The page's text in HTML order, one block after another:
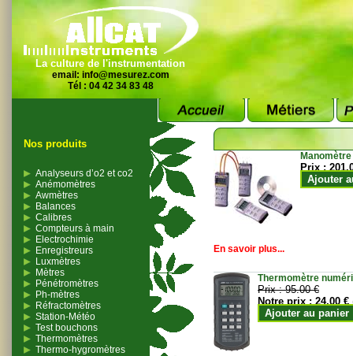
La culture de l'instrumentation
email: info@mesurez.com
Tél : 04 42 34 83 48
Nos produits
Analyseurs d’o2 et co2
Anémomètres
Awmètres
Balances
Calibres
Compteurs à main
Electrochimie
Enregistreurs
Luxmètres
Mètres
Pénétromètres
Ph-mètres
Réfractomètres
Station-Météo
Test bouchons
Thermomètres
Thermo-hygromètres
Prix :
Ajouter
En savoir plus...
Thermomètre
Prix :95.00 €
Notre prix :24.00 €
Ajouter au panier